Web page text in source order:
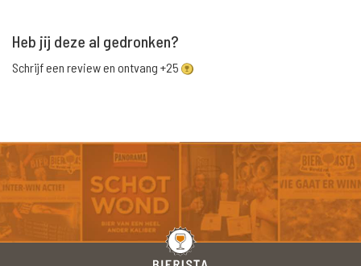
Heb jij deze al gedronken?
Schrijf een review en ontvang +25